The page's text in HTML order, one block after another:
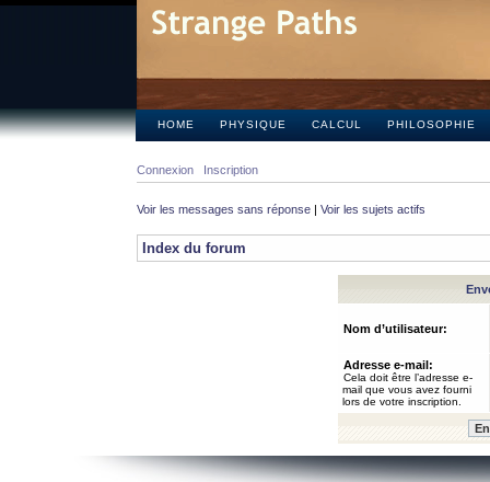
HOME PHYSIQUE CALCUL PHILOSOPHIE
Connexion Inscription
Voir les messages sans réponse | Voir les sujets actifs
Index du forum
Nom d’utilisateur:
Adresse e-mail:
Cela doit être l’adresse e-
mail que vous avez fourni
lors de votre inscription.